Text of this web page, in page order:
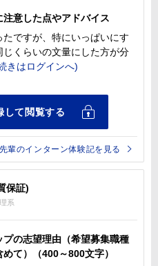
意した点やアドバイス
ですが、特にいっぱいにす
くらいの文量にした方が分
輩のインターン体験記を見る
保証)
系
の志望理由（希望募集職種
て）（400～800文字）